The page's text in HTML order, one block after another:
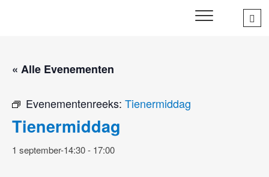
WIJ ZETTEN ONS IN VOOR HET WELZIJN EN VERBINDEN
« Alle Evenementen
Evenementenreeks: Tienermiddag
Tienermiddag
1 september-14:30- 17:00